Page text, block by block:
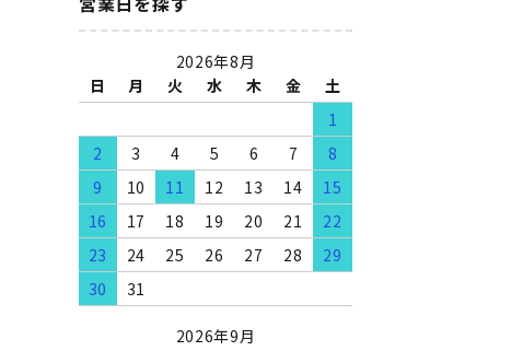
2026年8月
日
月 火 水 木 金
土
1
2
3 4 5 6 7
8
9
10 11 12 13 14
15
16
17 18 19 20 21
22
23
24 25 26 27 28
29
30
31
2026年9月